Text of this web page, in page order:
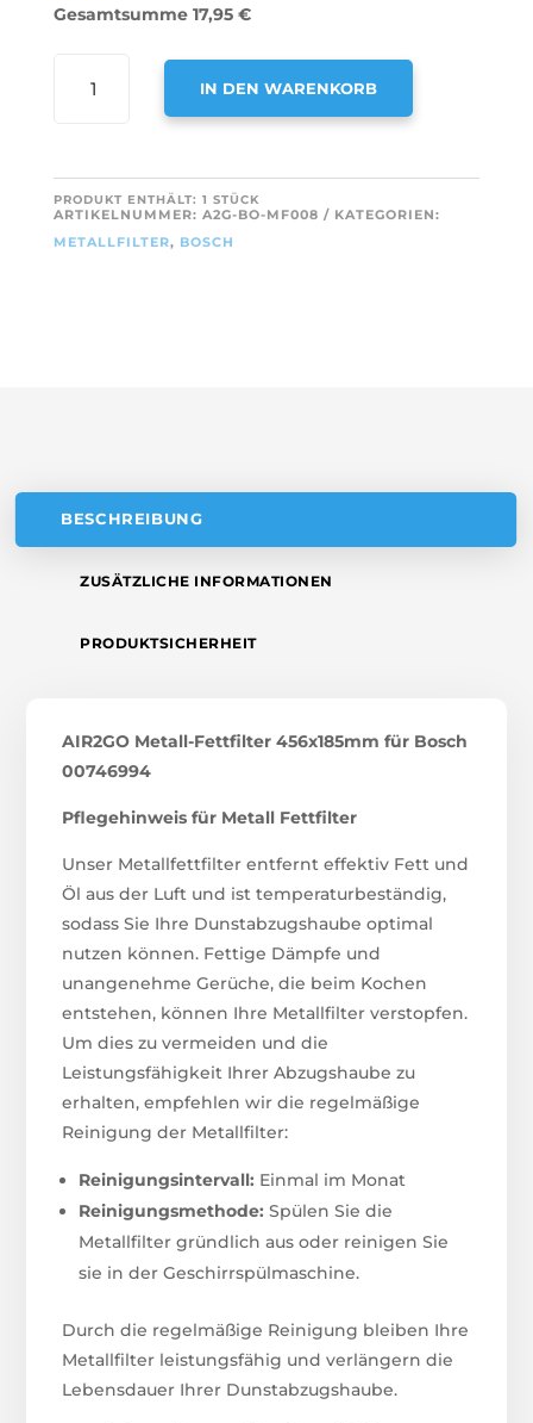
Gesamtsumme 17,95 €
METALL-
FÜR
BOSCH
IN DEN WARENKORB
T
E
R
PRODUKT ENTHÄLT: 1 STÜCK
ARTIKELNUMMER: A2G-BO-MF008
KATEGORIEN:
METALLFILTER, BOSCH
BESCHREIBUNG
ZUSÄTZLICHE INFORMATIONEN
PRODUKTSICHERHEIT
AIR2GO Metall-Fettfilter 456x185mm für Bosch
00746994
Pflegehinweis für Metall Fettfilter
Unser Metallfettfilter entfernt effektiv Fett und
Öl aus der Luft und ist temperaturbeständig,
sodass Sie Ihre Dunstabzugshaube optimal
nutzen können. Fettige Dämpfe und
unangenehme Gerüche, die beim Kochen
entstehen, können Ihre Metallfilter verstopfen.
Um dies zu vermeiden und die
Leistungsfähigkeit Ihrer Abzugshaube zu
erhalten, empfehlen wir die regelmäßige
Reinigung der Metallfilter:
Reinigungsintervall: Einmal im Monat
Reinigungsmethode: Spülen Sie die
Metallfilter gründlich aus oder reinigen Sie
sie in der Geschirrspülmaschine.
Durch die regelmäßige Reinigung bleiben Ihre
Metallfilter leistungsfähig und verlängern die
Lebensdauer Ihrer Dunstabzugshaube.